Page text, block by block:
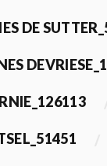
DE